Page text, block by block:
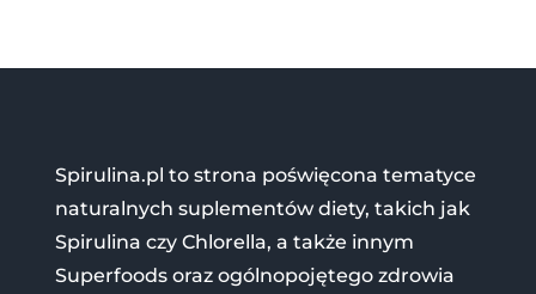
Spirulina.pl to strona poświęcona tematyce
naturalnych suplementów diety, takich jak
Spirulina czy Chlorella, a także innym
Superfoods oraz ogólnopojętego zdrowia